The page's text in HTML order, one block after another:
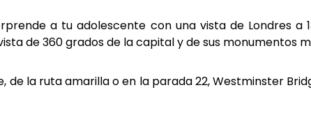
a tu adolescente con una vista de Londres a
de 360 grados de la capital y de sus monumentos
de la ruta amarilla o en la parada 22, Westminster